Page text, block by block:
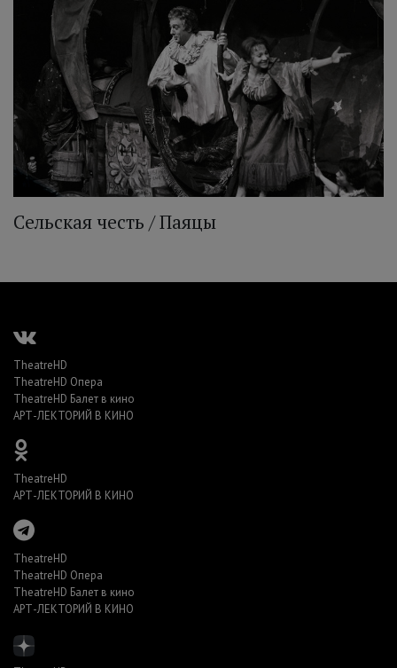
Сельская честь / Паяцы
TheatreHD
TheatreHD Опера
TheatreHD Балет в кино
АРТ-ЛЕКТОРИЙ В КИНО
TheatreHD
АРТ-ЛЕКТОРИЙ В КИНО
TheatreHD
TheatreHD Опера
TheatreHD Балет в кино
АРТ-ЛЕКТОРИЙ В КИНО